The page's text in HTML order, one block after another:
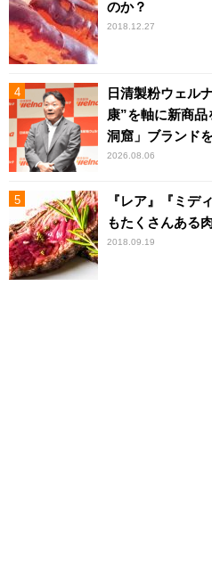
のか？
2018.12.27
日清製粉ウェル
康”を軸に新商
洞窟」ブランド
2026.08.06
『レア』『ミデ
もたくさんある
2018.09.19